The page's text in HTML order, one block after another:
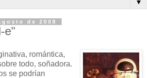
▼
de 2008
e"
romántica,
todo, soñadora.
se podrían